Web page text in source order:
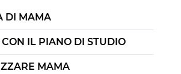
DI MAMA
IL PIANO DI STUDIO
MAMA